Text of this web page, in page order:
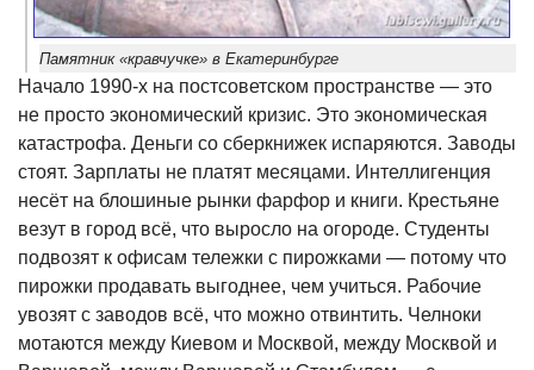
Памятник «кравчучке» в Екатеринбурге
Начало 1990-х на постсоветском пространстве — это
не просто экономический кризис. Это экономическая
катастрофа. Деньги со сберкнижек испаряются. Заводы
стоят. Зарплаты не платят месяцами. Интеллигенция
несёт на блошиные рынки фарфор и книги. Крестьяне
везут в город всё, что выросло на огороде. Студенты
подвозят к офисам тележки с пирожками — потому что
пирожки продавать выгоднее, чем учиться. Рабочие
увозят с заводов всё, что можно отвинтить. Челноки
мотаются между Киевом и Москвой, между Москвой и